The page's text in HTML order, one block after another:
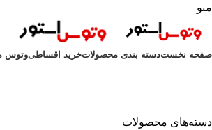
منو
صفحه نخستدسته بندی محصولاتخرید اقساطیوتوس
دسته‌های محصولات